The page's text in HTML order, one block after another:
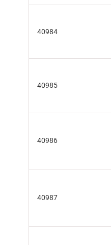
40984
40985
40986
40987